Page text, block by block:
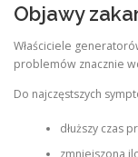
Objawy
Właściciele
problemów znacznie
Do najczęstszych
dłuższy czas